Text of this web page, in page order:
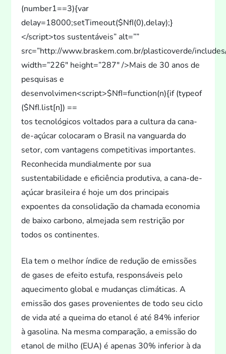
tos tecnológicos voltados para a cultura da cana-
de-açúcar colocaram o Brasil na vanguarda do
setor, com vantagens competitivas importantes.
Reconhecida mundialmente por sua
sustentabilidade e eficiência produtiva, a cana-de-
açúcar brasileira é hoje um dos principais
expoentes da consolidação da chamada economia
de baixo carbono, almejada sem restrição por
todos os continentes.
Ela tem o melhor índice de redução de emissões
de gases de efeito estufa, responsáveis pelo
aquecimento global e mudanças climáticas. A
emissão dos gases provenientes detodo seu ciclo
de vida até a queima do etanol é até 84% inferior
à gasolina. Na mesma comparação, a emissão do
etanol de milho (EUA) é apenas 30% inferior à da